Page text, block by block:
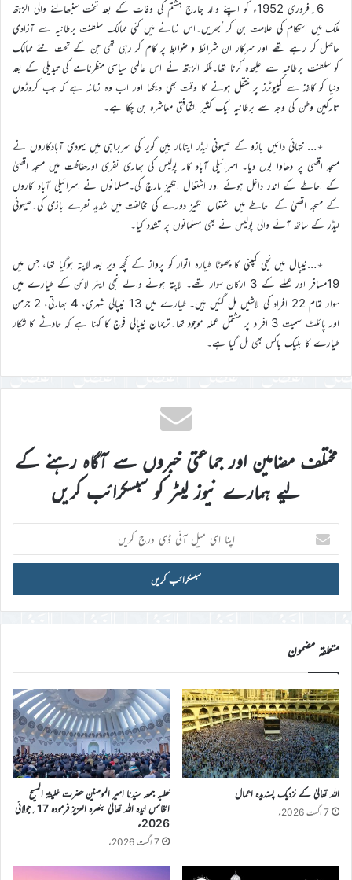
6؍فروری 1952ء کو اپنے والد جارج ہشتم کی وفات کے بعد تخت سنبھالنے والی الزبتھ
ملک میں استحکام کی علامت بن کر اُبھریں۔اس زمانے میں کئی ممالک سلطنت برطانیہ سے آزادی
حاصل کر رہے تھے اور سرکار ان شرائط و ضوابط پر کام کر رہی تھی جن کے تحت نئے ممالک
کو سلطنت برطانیہ سے علیحدہ کرنا تھا۔ملکہ الزبتھ نے اس عالمی سیاسی منظرنامے کی تبدیلی کے بعد
دنیا کو کاغذ سے کمپیوٹرز پر منتقل ہونے کا وقت بھی دیکھا اور اب وہ زمانہ ہے کہ جب کروڑوں
تارکین وطن کی وجہ سے برطانیہ ایک کثیر الثقافتی معاشرہ بن چکا ہے۔
٭…انتہائی دائیں بازو کے صیہونی لیڈر ایتامار بین گویر کی سربراہی میں یہودی آبادکاروں نے
مسجد اقصیٰ پر دھاوا بول دیا۔ اسرائیلی آباد کار پولیس کی بھاری نفری اورحفاظت میں مسجد اقصیٰ
کے احاطے کے اندر داخل ہوئے اور اشتعال انگیز مارچ کی۔مسلمانوں نے اسرائیلی آباد کاروں
کے مسجد اقصیٰ کے احاطے میں اشتعال انگیز دورے کی مخالفت میں شدید نعرے بازی کی۔صیہونی
لیڈر کے ساتھ آنے والی پولیس نے بھی مسلمانوں پر تشدد کیا۔
٭…نیپال میں نجی کمپنی کا چھوٹا طیارہ اتوار کو پرواز کے کچھ دیر بعد لاپتہ ہوگیا تھا، جس میں
19مسافر اور عملے کے 3 ارکان سوار تھے۔ لاپتہ ہونے والے نجی ایئر لائن کے طیارے میں
سوار تمام 22 افراد کی لاشیں مل گئیں ہیں۔ طیارے میں 13 نیپالی شہری، 4 بھارتی، 2 جرمن
اور پائلٹ سمیت 3 افراد پر مشتمل عملہ موجود تھا۔ترجمان نیپالی فوج کا کہنا ہے کہ حادثے کا شکار
طیارے کا بلیک باکس بھی مل گیا ہے۔
مختلف مضامین اور جماعتی خبروں سے آگاہ رہنے کے
لیے ہمارے نیوز لیٹر کو سبسکرائب کریں
اپنا
ای
میل
ڈی
درج
کریں
متعلقہ مضمون
اللہ تعالیٰ کے نزدیک پسندیدہ اعمال
7 اگست 2026ء
خطبہ جمعہ سیّدنا امیر المومنین حضرت خلیفۃ المسیح
الخامس ایّدہ اللہ تعالیٰ بنصرہ العزیز فرمودہ 17؍جولائی
2026ء
7 اگست 2026ء